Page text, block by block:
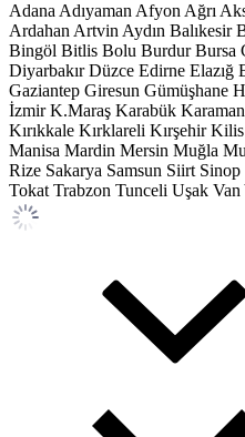
Adana Adıyaman Afyon Ağrı
Ardahan Artvin Aydın Balıkesir
Bingöl Bitlis Bolu Burdur Bursa
Diyarbakır Düzce Edirne Elazığ
Gaziantep Giresun Gümüşhane
İzmir K.Maraş Karabük Karaman
Kırıkkale Kırklareli Kırşehir Kilis
Manisa Mardin Mersin Muğla
Rize Sakarya Samsun Siirt Sinop
Tokat Trabzon Tunceli Uşak Van